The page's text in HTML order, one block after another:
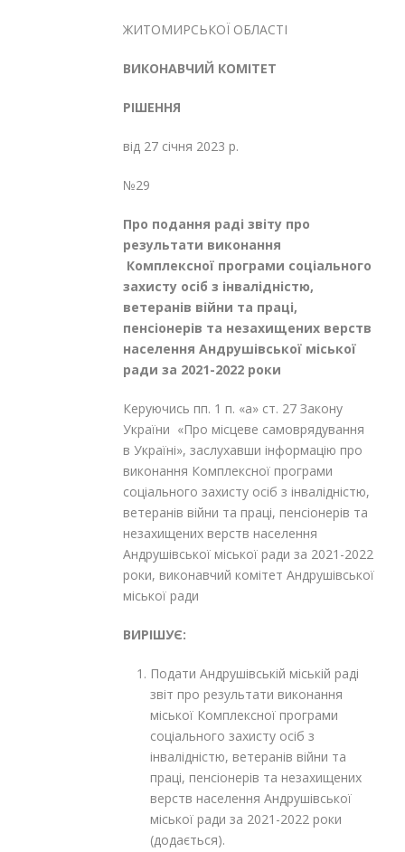
ЖИТОМИРСЬКОЇ ОБЛАСТІ
ВИКОНАВЧИЙ КОМІТЕТ
РІШЕННЯ
від 27 січня 2023 р.
№29
Про подання раді звіту про
результати виконання
Комплексної програми соціального
захисту осіб з інвалідністю,
ветеранів війни та праці,
пенсіонерів та незахищених верств
населення Андрушівської міської
ради за 2021-2022 роки
Керуючись пп. 1 п. «а» ст. 27 Закону
України «Про місцеве самоврядування
в Україні», заслухавши інформацію про
виконання Комплексної програми
соціального захисту осіб з інвалідністю,
ветеранів війни та праці, пенсіонерів та
незахищених верств населення
Андрушівської міської ради за 2021-2022
роки, виконавчий комітет Андрушівської
міської ради
ВИРІШУЄ:
Подати Андрушівській міській раді
звіт про результати виконання
міської Комплексної програми
соціального захисту осіб з
інвалідністю, ветеранів війни та
праці, пенсіонерів та незахищених
верств населення Андрушівської
міської ради за 2021-2022 роки
(додається).